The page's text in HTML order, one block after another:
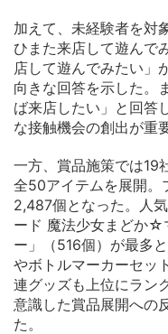
加えて、未経験者を対
ひまた来店して遊んで
店して遊んでみたい」
向きな回答を示した。
ば来店したい」と回答
な接触機会の創出が重
一方、賞品施策では19
全50アイテムを展開。
2,487個となった。人
ード 魔法少女まどか☆
ー」（516個）が最多
やボトルマーカーセッ
連グッズも上位にラン
意識した賞品展開への
た。